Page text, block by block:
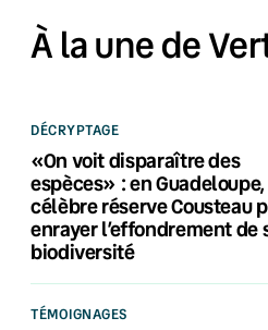
À la une de
DÉCRYPTAGE
«On voit disparaître des
espèces» : en
célèbre réserve Cousteau
enrayer l’effondrement de
biodiversité
TÉMOIGNAGES